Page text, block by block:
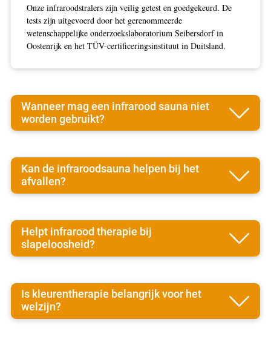
Onze infraroodstralers zijn veilig getest en goedgekeurd. De
tests zijn uitgevoerd door het gerenommeerde
wetenschappelijke onderzoekslaboratorium Seibersdorf in
Oostenrijk en het TÜV-certificeringsinstituut in Duitsland.
Wanneer mag een infrarood sauna niet
worden gebruikt?
Kan de infraroodsauna helpen bij het
afvallen?
Helpt infrarood therapie bij
slapeloosheid?
Is kleurentherapie belangrijk voor het
welzijn?